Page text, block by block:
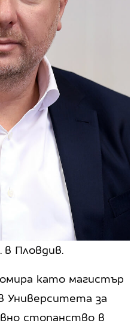
в Пловдив.
като магистър
Университета за
стопанство в